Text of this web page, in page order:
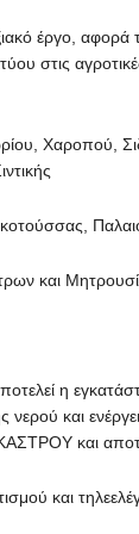
έργο, αφορά
στις
Χαροπού,
και
η
νερού και
και
και